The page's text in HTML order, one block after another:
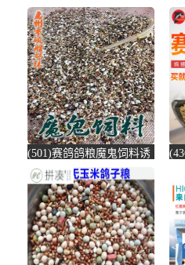
子小鸟吃的虫子黄粉虫大
麦虫宠物饲-鸡饲料(蕴橙
汇家居专营店仅售19.45
元)
用
制
(
(501)赛鸽鸽粮魔鬼饲料诱
引归巢信鸽鸽粮训放用比
赛鸽高能量-鸽饲料(蓝朋
友旗舰店仅售43.2元)
饲
豚